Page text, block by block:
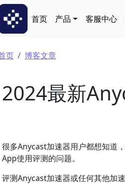
Main navigation
首页 产品 客服中心
包屑
页 博客文章
2024最新
很多Anycast加速器用户都想知道
App使用评测的问题。
评测Anycast加速器或任何其他加